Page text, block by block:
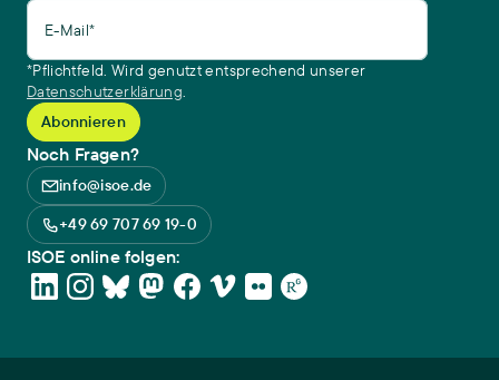
E-Mail*
*Pflichtfeld. Wird genutzt entsprechend unserer
Datenschutzerklärung.
Noch Fragen?
info@isoe.de
+49 69 707 69 19-0
ISOE online folgen: